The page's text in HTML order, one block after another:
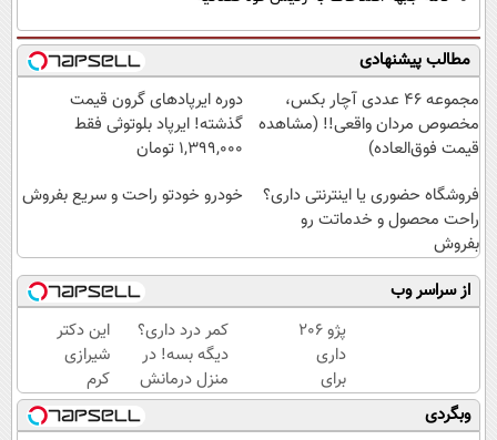
مطالب پیشنهادی
مجموعه ۴۶ عددی آچار بکس،
مخصوص مردان واقعی!! (مشاهده
قیمت فوق‌العاده)
دوره ایرپاد‌های گرون قیمت
گذشته! ایرپاد بلوتوثی فقط
1,399,000 تومان
فروشگاه حضوری یا اینترنتی داری؟
راحت محصول و خدماتت رو
بفروش
خودرو خودتو راحت و سریع بفروش
از سراسر وب
پژو 206
داری
برای
فروش؟
با
کمر درد داری؟
دیگه بسه! در
منزل درمانش
کن
(◀پرسش‌نامه)
این دکتر
شیرازی
کرم
ترمیم
زخم
وبگردی